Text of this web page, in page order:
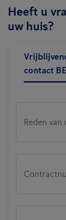
Heeft u
uw huis?
contact
Reden